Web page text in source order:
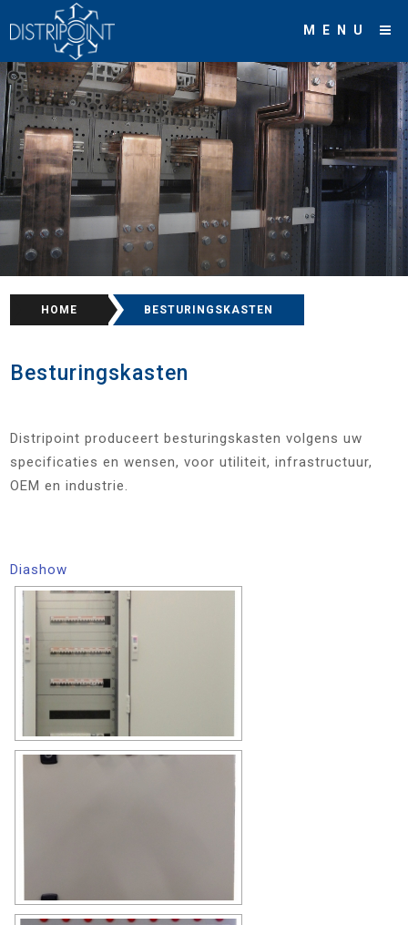
MENU
HOME BESTURINGSKASTEN
Besturingskasten
Distripoint produceert besturingskasten volgens uw
specificaties en wensen, voor utiliteit, infrastructuur,
OEM en industrie.
Diashow